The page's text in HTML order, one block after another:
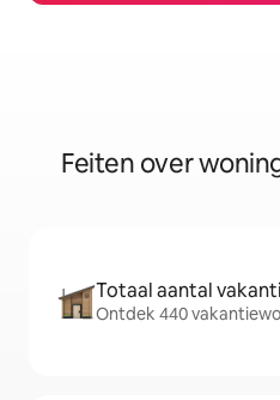
Feiten over
Totaal aantal
Ontdek 440